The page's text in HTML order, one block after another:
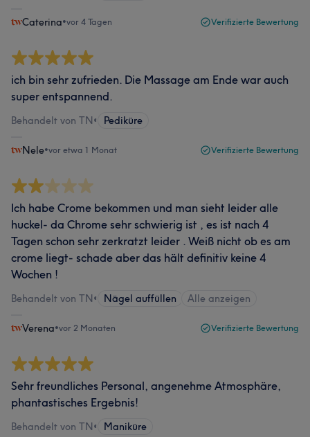
Caterina•vor 4 Tagen Verifizierte Bewertung
ich bin sehr zufrieden. Die Massage am Ende war auch
super entspannend.
Behandelt von TN• Pediküre
Nele•vor etwa 1 Monat Verifizierte Bewertung
Ich habe Crome bekommen und man sieht leider alle
huckel- da Chrome sehr schwierig ist , es ist nach 4
Tagen schon sehr zerkratzt leider . Weiß nicht ob es am
crome liegt- schade aber das hält definitiv keine 4
Wochen !
Behandelt von TN• Nägel auffüllen Alle anzeigen
Verena•vor 2 Monaten Verifizierte Bewertung
Sehr freundliches Personal, angenehme Atmosphäre,
phantastisches Ergebnis!
Behandelt von TN• Maniküre